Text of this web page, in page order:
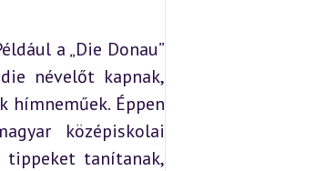
a „Die Donau”
névelőt kapnak,
hímneműek. Éppen
középiskolai
tippeket tanítanak,